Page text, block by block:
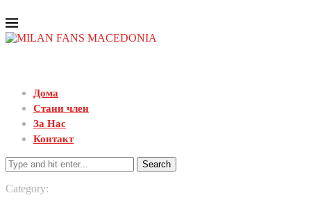
Дома
Стани член
За Нас
Контакт
Search
Category: